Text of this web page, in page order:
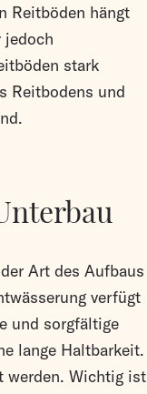
Reitböden hängt
jedoch
stark
Reitbodens und
Art des Aufbaus
verfügt
und sorgfältige
lange Haltbarkeit.
werden. Wichtig ist